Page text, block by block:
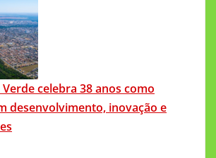
Verde celebra 38 anos como
desenvolvimento, inovação e